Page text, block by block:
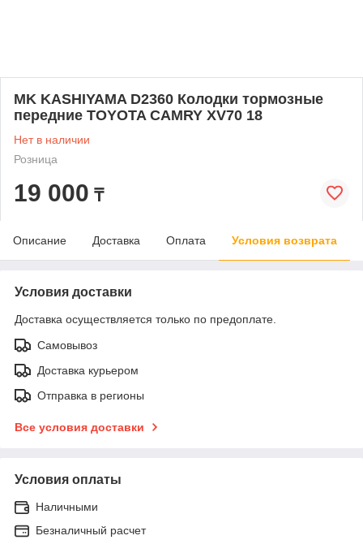
MK KASHIYAMA D2360 Колодки тормозные
передние TOYOTA CAMRY XV70 18
Нет в наличии
Розница
19 000 ₸
Описание Доставка Оплата Условия возврата
Условия доставки
Доставка осуществляется только по предоплате.
Самовывоз
Доставка курьером
Отправка в регионы
Все условия доставки
Условия оплаты
Наличными
Безналичный расчет